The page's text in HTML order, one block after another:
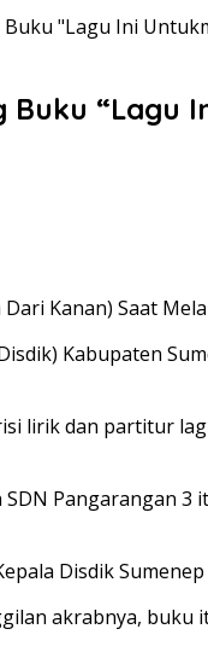
"Lagu Ini
“Lagu
Kanan) Saat
Kabupaten
lirik dan partitur
Pangarangan
Disdik
akrabnya,